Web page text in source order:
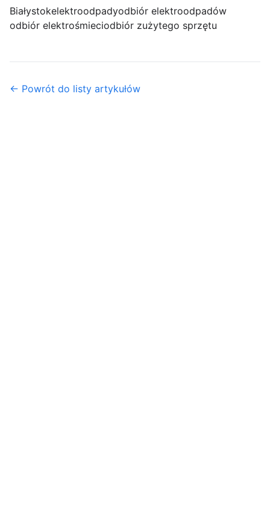
Białystokelektroodpadyodbiór elektroodpadów
odbiór elektrośmieciodbiór zużytego sprzętu
← Powrót do listy artykułów